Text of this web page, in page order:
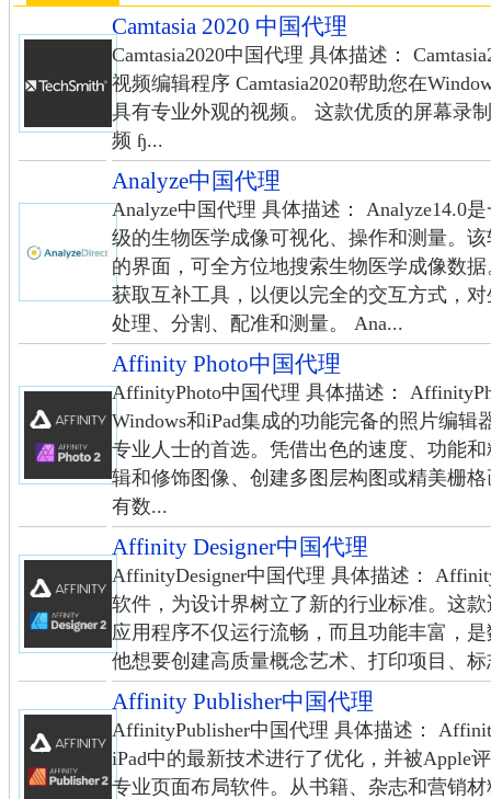
Camtasia 2020 中国代理
Camtasia2020中国代理 具体描述：
视频编辑程序 Camtasia2020帮助您在
具有专业外观的视频。 这款优质的屏幕录
频 ɧ...
Analyze中国代理
Analyze中国代理 具体描述： Analyze14.0
级的生物医学成像可视化、操作和测量。
的界面，可全方位地搜索生物医学成像数
获取互补工具，以便以完全的交互方式，
处理、分割、配准和测量。 Ana...
Affinity Photo中国代理
AffinityPhoto中国代理 具体描述：
Windows和iPad集成的功能完备的照片编
专业人士的首选。凭借出色的速度、功能
辑和修饰图像、创建多图层构图或精美栅
有数...
Affinity Designer中国代理
AffinityDesigner中国代理 具体描述：
软件，为设计界树立了新的行业标准。这款
应用程序不仅运行流畅，而且功能丰富，
他想要创建高质量概念艺术、打印项目、
Affinity Publisher中国代理
AffinityPublisher中国代理 具体描述：
iPad中的最新技术进行了优化，并被Apple
专业页面布局软件。从书籍、杂志和营销